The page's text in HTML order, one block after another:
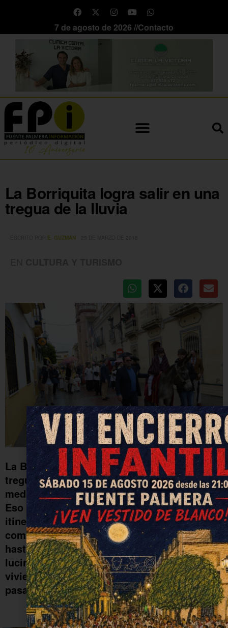
7 de agosto de 2026 //Contacto
La Borriquita logra salir en una
tregua de la lluvia
E. GUZMÁN
La Borriquita ha aprovechado una pequeña
tregua dada por la lluvia para salir este
mediodía por las calles de Fuente Palmera.
Eso sí, con un recorte considerable de su
itinerario dadas las circunstancias. La
comitiva esperó una media hora tras la misa
hasta que el chirimiri cesó. Al menos pudo
lucir unos minutos el tradicional paso
viviente colono en un Domingo de Ramos
pasado por agua.